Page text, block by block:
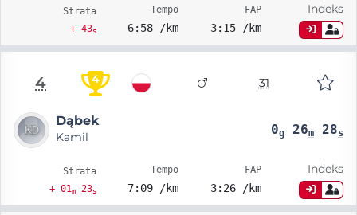
Strata
+ 43s
Tempo
6:58 /km
FAP
3:15 /km
Indeks
4 4 31
Dąbek
Kamil 0g26m28s
Strata
+ 01m23s
Tempo
7:09 /km
FAP
3:26 /km
Indeks